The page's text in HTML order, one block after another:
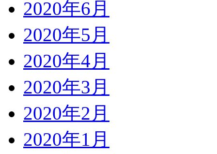
2020年6月
2020年5月
2020年4月
2020年3月
2020年2月
2020年1月